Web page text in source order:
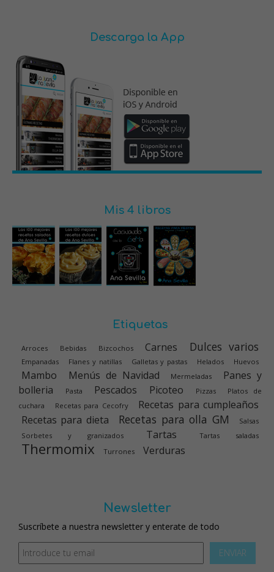
Descarga la App
Mis 4 libros
Etiquetas
Arroces Bebidas Bizcochos Carnes Dulces varios
Empanadas Flanes y natillas Galletas y pastas Helados Huevos
Mambo Menús de Navidad Mermeladas
Panes y
bolleria
Pasta Pescados Picoteo Pizzas
Platos de
cuchara
Recetas para Cecofry
Recetas para cumpleaños
Recetas para dieta
Recetas para olla GM
Salsas
Sorbetes y granizados
Tartas Tartas saladas
Thermomix Turrones Verduras
Newsletter
Suscríbete a nuestra newsletter y enterate de todo
ENVIAR